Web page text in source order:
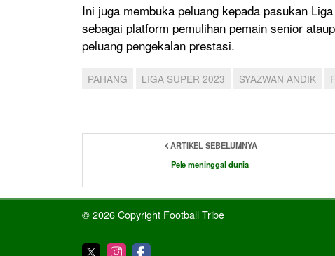
Ini juga membuka peluang kepada pasukan
sebagai platform pemulihan pemain senior
peluang pengekalan prestasi.
PAHANG LIGA SUPER 2023 SYAZWAN ANDIK
ARTIKEL SEBELUMNYA
Pele meninggal dunia
© 2026 Copyright Football Tribe